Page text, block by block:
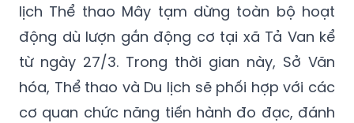
lịch Thể thao Mây tạm dừng toàn bộ hoạt
động dù lượn gắn động cơ tại xã Tả Van kể
từ ngày 27/3. Trong thời gian này, Sở Văn
hóa, Thể thao và Du lịch sẽ phối hợp với các
cơ quan chức năng tiến hành đo đạc, đánh